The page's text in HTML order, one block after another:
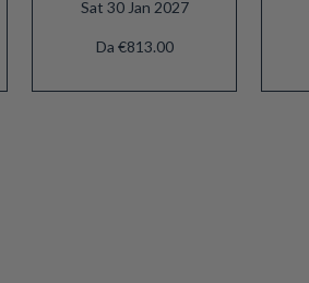
Sat 30 Jan 2027
Da €813.00